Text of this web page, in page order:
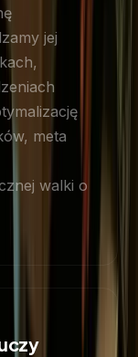
jej
meta
walki o